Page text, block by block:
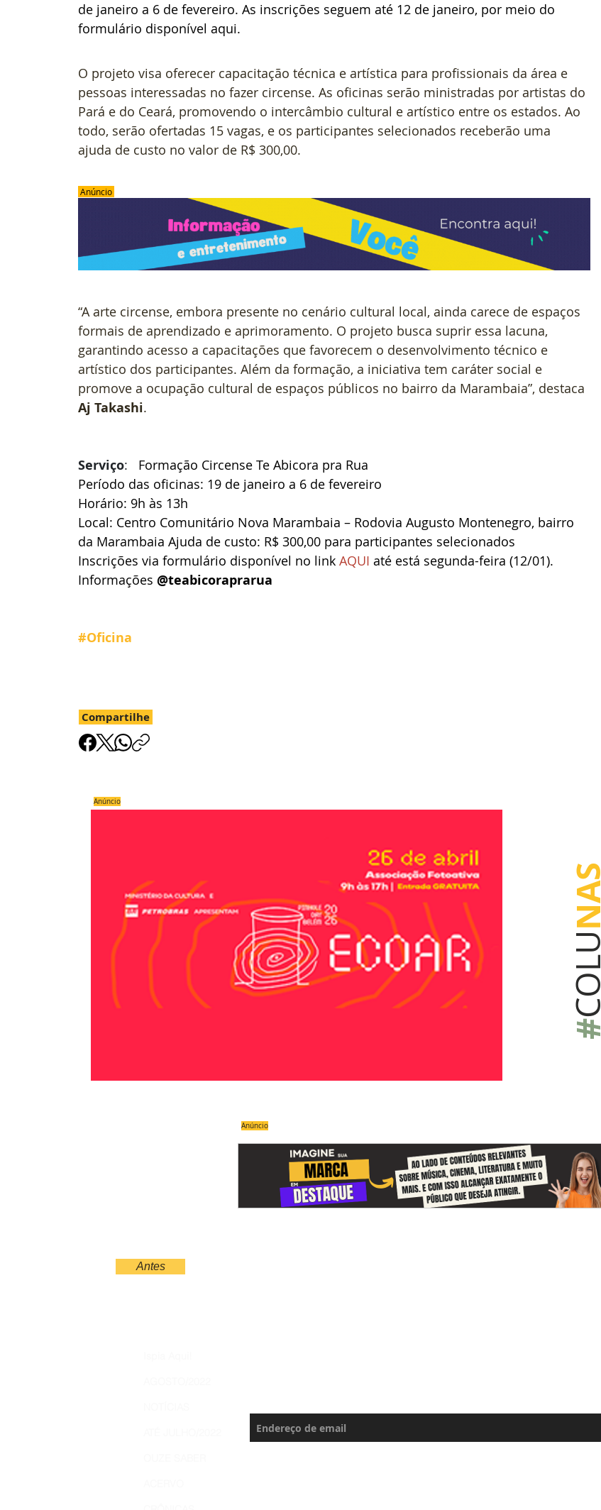
de janeiro a 6 de fevereiro. As inscrições seguem até 12 de janeiro, por meio do
formulário disponível aqui.
O projeto visa oferecer capacitação técnica e artística para profissionais da área e
pessoas interessadas no fazer circense. As oficinas serão ministradas por artistas do
Pará e do Ceará, promovendo o intercâmbio cultural e artístico entre os estados. Ao
todo, serão ofertadas 15 vagas, e os participantes selecionados receberão uma
ajuda de custo no valor de R$ 300,00.
Anúncio
“A arte circense, embora presente no cenário cultural local, ainda carece de espaços
formais de aprendizado e aprimoramento. O projeto busca suprir essa lacuna,
garantindo acesso a capacitações que favorecem o desenvolvimento técnico e
artístico dos participantes. Além da formação, a iniciativa tem caráter social e
promove a ocupação cultural de espaços públicos no bairro da Marambaia”, destaca
Aj Takashi.
Serviço:
Formação Circense Te Abicora pra Rua
Período das oficinas: 19 de janeiro a 6 de fevereiro
Horário: 9h às 13h
Local: Centro Comunitário Nova Marambaia – Rodovia Augusto Montenegro, bairro
da Marambaia Ajuda de custo: R$ 300,00 para participantes selecionados
Inscrições via formulário disponível no link AQUI até está segunda-feira (12/01).
Informações @teabicoraprarua
#Oficina
Compartilhe
#
COLU
NAS
Anúncio
Anúncio
Antes